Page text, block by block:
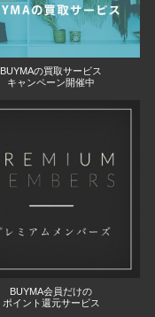
BUYMAの買取サービス
キャンペーン開催中
BUYMA会員だけの
ポイント還元サービス